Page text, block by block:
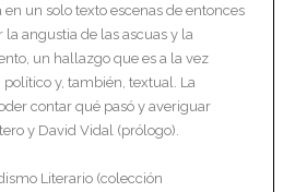
un solo texto escenas de entonces
angustia de las ascuas y la
un hallazgo que es a la vez
y, también, textual. La
contar qué pasó y averiguar
y David Vidal (prólogo).
Literario (colección